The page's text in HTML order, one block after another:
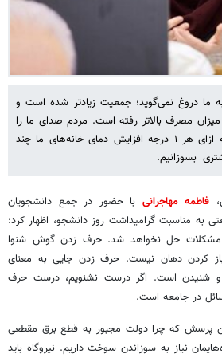
دروغ نمی‌گوید؛ جمعیت زیادتر شده است و
مصرف بالاتر رفته است. مردم صدای ما را
نمی‌شنوند وقتی می‌گوییم به ازای هر ۱ درجه افزایش دمای خانه‌های ما چند
بسوزانیم.
فاطمه مهاجرانی با حضور در جمع دانشجویان
به مناسبت گرامیداشت روز دانشجو، اظهار کرد:
مشکلات حل نخواهد شد. حرف زدن گوش شنوا
کردن دهان نیست. حرف زدن جایی به معنای
شنیدن است. اگر درست نشنویم، درست حرف
در جامعه است.
پرسش که چرا دولت مجبور به قطع برق مقطعی
نیاز به سوزاندن سوخت داریم. نیروگاه باید